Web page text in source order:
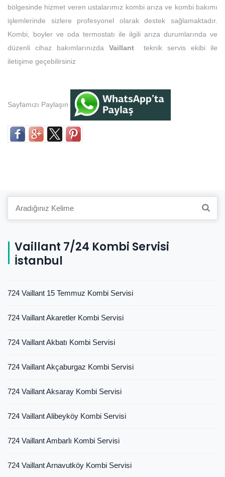
bölgesinde hizmet veren ustalarımız kombi arıza ve kombi bakımı
işlemlerinde sizlere profesyonel olarak destek sağlamaktadır.
Kombi, boyler ve oda termostatı ile ilgili arıza durumlarında ve
düzenli cihaz bakımlarınızda Vaillantteknik servis ekibi ile
iletişime geçebilirsiniz
Sayfamızı Paylaşın
Vaillant 7/24 Kombi Servisi
İstanbul
724 Vaillant 15 Temmuz Kombi Servisi
724 Vaillant Akaretler Kombi Servisi
724 Vaillant Akbatı Kombi Servisi
724 Vaillant Akçaburgaz Kombi Servisi
724 Vaillant Aksaray Kombi Servisi
724 Vaillant Alibeyköy Kombi Servisi
724 Vaillant Ambarlı Kombi Servisi
724 Vaillant Arnavutköy Kombi Servisi